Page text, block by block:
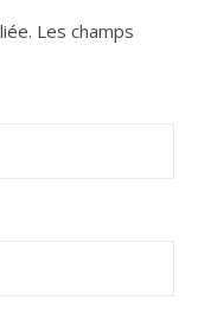
Les champs